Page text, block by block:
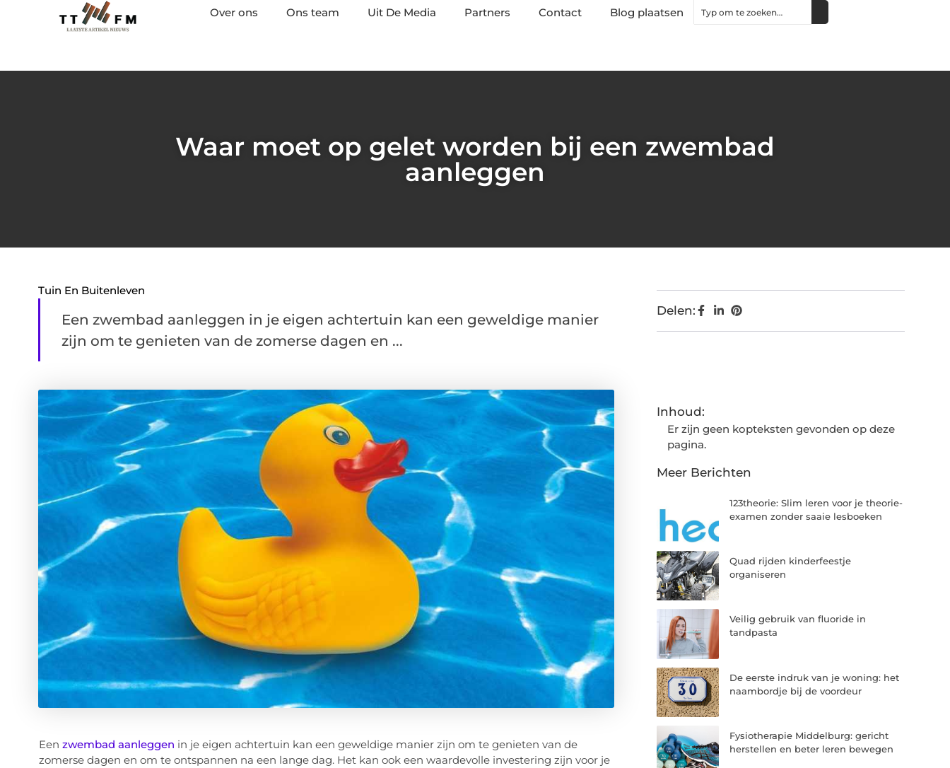
Over ons Ons team Uit De Media Partners Contact Blog plaatsen
Waar moet op gelet worden bij een zwembad
aanleggen
Tuin En Buitenleven
Een zwembad aanleggen in je eigen achtertuin kan een geweldige manier
zijn om te genieten van de zomerse dagen en ...
Een zwembad aanleggen in je eigen achtertuin kan een geweldige manier zijn om te genieten van de
zomerse dagen en om te ontspannen na een lange dag. Het kan ook een waardevolle investering zijn voor je
Delen:
Inhoud:
Er zijn geen kopteksten gevonden op deze
pagina.
Meer Berichten
123theorie: Slim leren voor je theorie-
examen zonder saaie lesboeken
Quad rijden kinderfeestje
organiseren
Veilig gebruik van fluoride in
tandpasta
De eerste indruk van je woning: het
naambordje bij de voordeur
Fysiotherapie Middelburg: gericht
herstellen en beter leren bewegen